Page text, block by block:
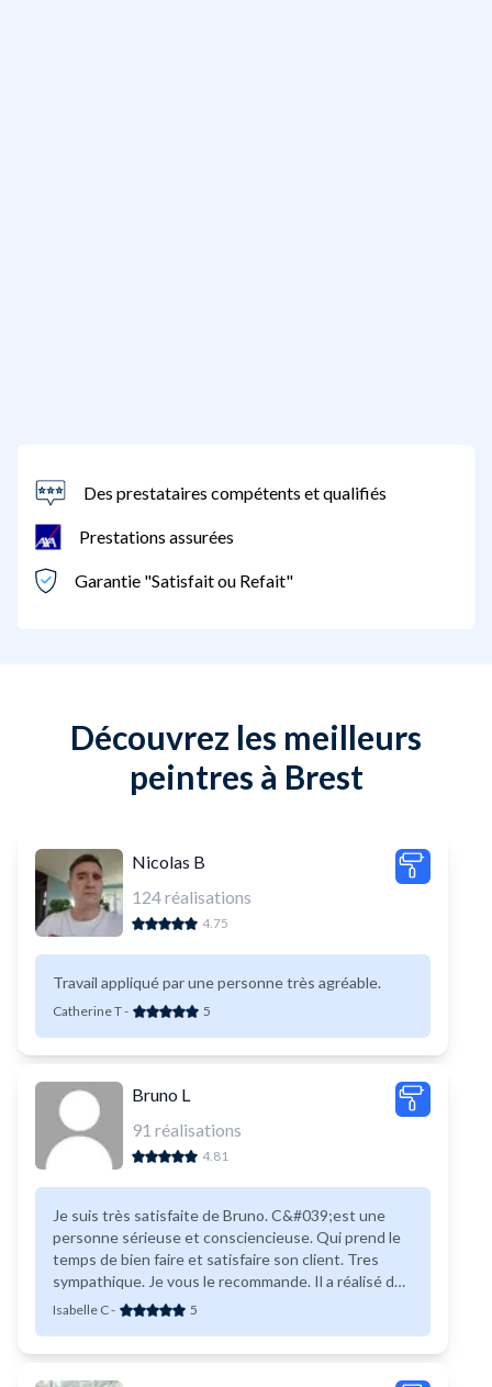
Des prestataires compétents et qualifiés
Prestations assurées
Garantie "Satisfait ou Refait"
Découvrez les meilleurs
peintres à Brest
Nicolas B
124réalisations
4.75
Travail appliqué par une personne très agréable.
Catherine T- 5
Bruno L
91 réalisations
4.81
Je suis très satisfaite de Bruno. C&#039;est une
personne sérieuse et consciencieuse. Qui prend le
temps de bien faire et satisfaire son client. Tres
sympathique. Je vous le recommande. Il a réalisé des
travaux de parement de pierre sur murs.
Isabelle C- 5